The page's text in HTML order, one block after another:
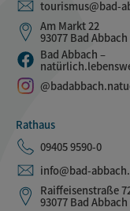
tourismus@bad-
Am Markt 22
93077 Bad Abbach
Bad Abbach –
Rathaus
09405 9590-0
info@bad-
Raiffeisenstraße
93077 Bad Abbach